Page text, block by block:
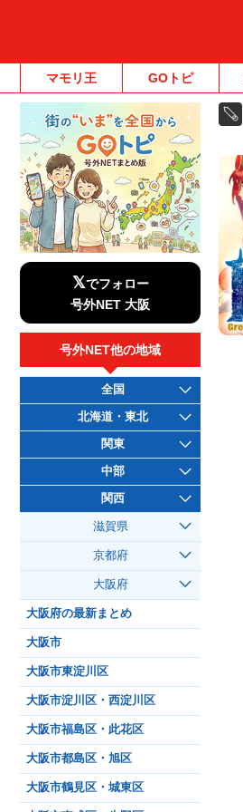
マモリ王 GOトピ
𝕏でフォロー
号外NET 大阪
号外NET他の地域
全国
北海道・東北
関東
中部
関西
滋賀県
京都府
大阪府
大阪府の最新まとめ
大阪市
大阪市東淀川区
大阪市淀川区・西淀川区
大阪市福島区・此花区
大阪市都島区・旭区
大阪市鶴見区・城東区